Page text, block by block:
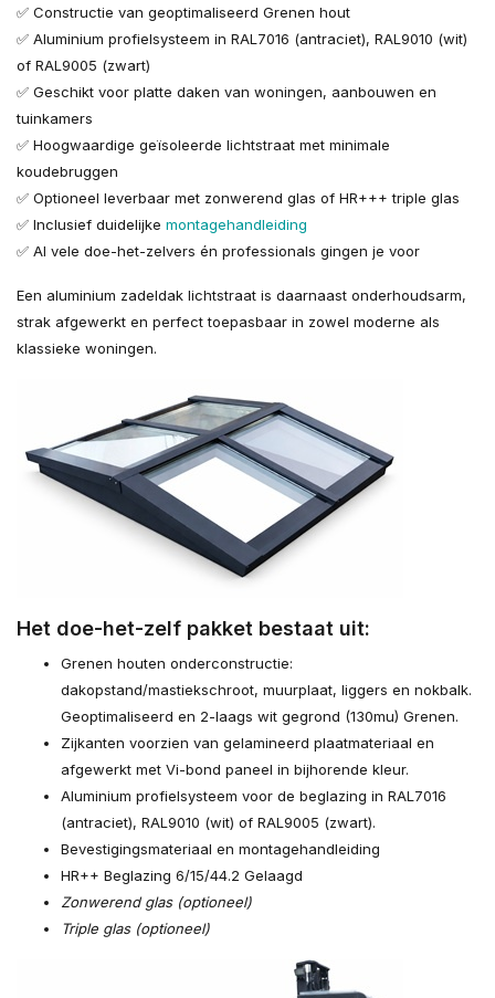
✅ Constructie van geoptimaliseerd Grenen hout
✅ Aluminium profielsysteem in RAL7016 (antraciet), RAL9010 (wit)
of RAL9005 (zwart)
✅ Geschikt voor platte daken van woningen, aanbouwen en
tuinkamers
✅ Hoogwaardige geïsoleerde lichtstraat met minimale
koudebruggen
✅ Optioneel leverbaar met zonwerend glas of HR+++ triple glas
✅ Inclusief duidelijke montagehandleiding
✅ Al vele doe-het-zelvers én professionals gingen je voor
Een aluminium zadeldak lichtstraat is daarnaast onderhoudsarm,
strak afgewerkt en perfect toepasbaar in zowel moderne als
klassieke woningen.
Het doe-het-zelf pakket bestaat uit:
Grenen houten onderconstructie:
dakopstand/mastiekschroot, muurplaat, liggers en nokbalk.
Geoptimaliseerd en 2-laags wit gegrond (130mu) Grenen.
Zijkanten voorzien van gelamineerd plaatmateriaal en
afgewerkt met Vi-bond paneel in bijhorende kleur.
Aluminium profielsysteem voor de beglazing in RAL7016
(antraciet), RAL9010 (wit) of RAL9005 (zwart).
Bevestigingsmateriaal en montagehandleiding
HR++ Beglazing 6/15/44.2 Gelaagd
Zonwerend glas (optioneel)
Triple glas (optioneel)